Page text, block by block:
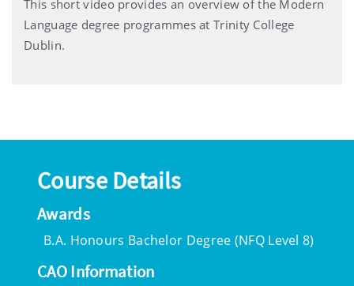
This short video provides an overview of the Modern
Language degree programmes at Trinity College
Dublin.
Course Details
Awards
B.A. Honours Bachelor Degree (NFQ Level 8)
CAO Information